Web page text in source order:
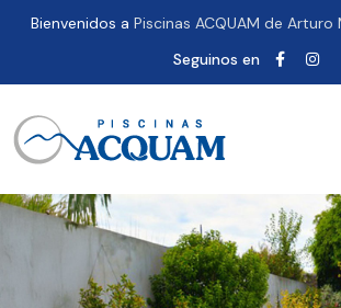
Bienvenidos a Piscinas ACQUAM de
Seguinos en